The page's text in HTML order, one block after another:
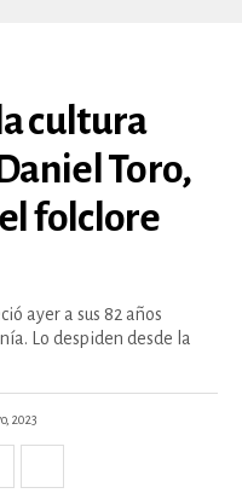
cultura
Toro,
folclore
ayer a sus 82 años
Lo despiden desde la
2023